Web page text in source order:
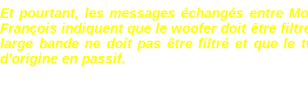
Et pourtant, les messages échangés entre
François indiquent que le woofer doit être
large bande ne doit pas être filtré et que le
d'origine en passif.